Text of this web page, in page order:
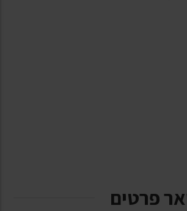
פרטים